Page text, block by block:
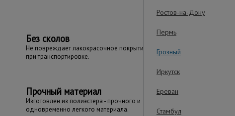
Без сколов
Не повреждает лакокрасочное покрытие
при транспортировке.
Прочный материал
Изготовлен из полиэстера - прочного и
одновременно легкого материала.
Ростов-на-Дону
Пермь
Грозный
Иркутск
Ереван
Стамбул